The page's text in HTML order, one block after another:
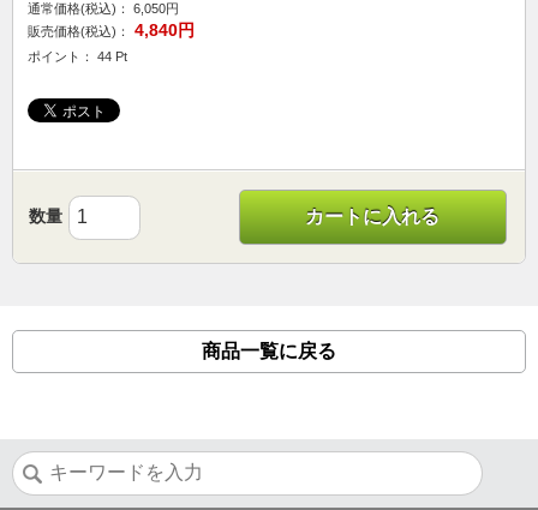
通常価格(税込)：
6,050円
販売価格(税込)：
4,840円
ポイント： 44 Pt
数量 カートに入れる
商品一覧に戻る